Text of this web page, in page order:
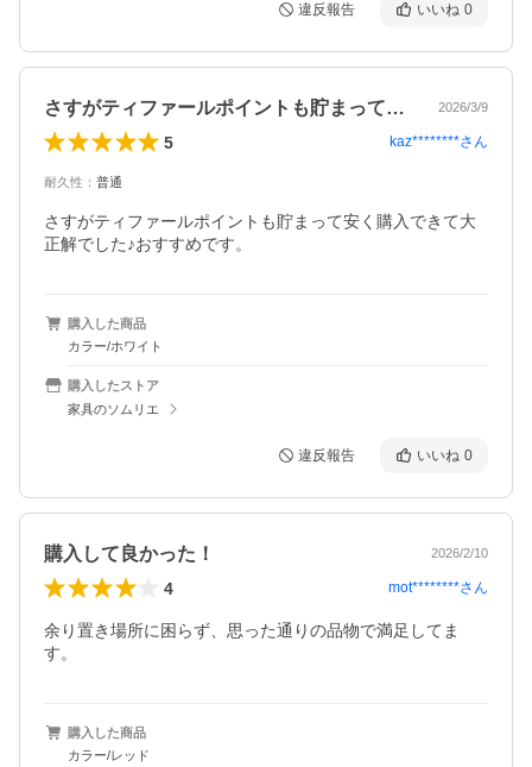
違反報告 いいね 0
さすがティファールポイントも貯まって安… 2026/3/9
5 kaz********さん
耐久性 ： 普通
さすがティファールポイントも貯まって安く購入できて大
正解でした♪おすすめです。
購入した商品
カラー/ホワイト
購入したストア
家具のソムリエ
違反報告 いいね 0
購入して良かった！ 2026/2/10
4 mot********さん
余り置き場所に困らず、思った通りの品物で満足してま
す。
購入した商品
カラー/レッド